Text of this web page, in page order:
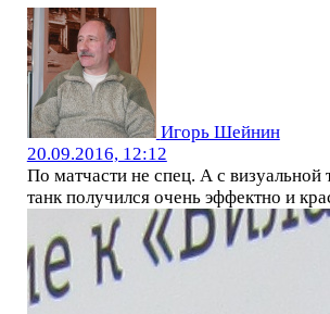
Игорь Шейнин
20.09.2016, 12:12
По матчасти не спец. А с визуальной
танк получился очень эффектно и